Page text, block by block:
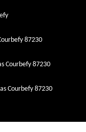
87230
Courbefy 87230
Courbefy 87230